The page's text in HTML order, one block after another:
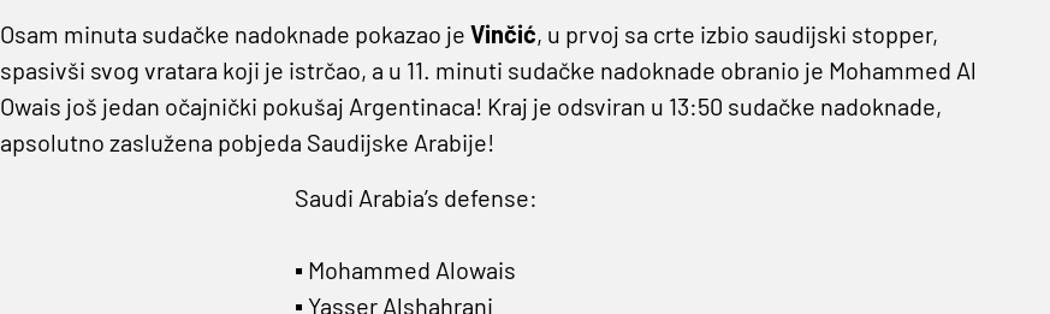
Osam minuta sudačke nadoknade pokazao je Vinčić, u prvoj sa crte izbio saudijski stopper,
spasivši svog vratara koji je istrčao, a u 11. minuti sudačke nadoknade obranio je Mohammed Al
Owais još jedan očajnički pokušaj Argentinaca! Kraj je odsviran u 13:50 sudačke nadoknade,
apsolutno zaslužena pobjeda Saudijske Arabije!
Saudi Arabia’s defense:
▪️ Mohammed Alowais
▪️ Yasser Alshahrani